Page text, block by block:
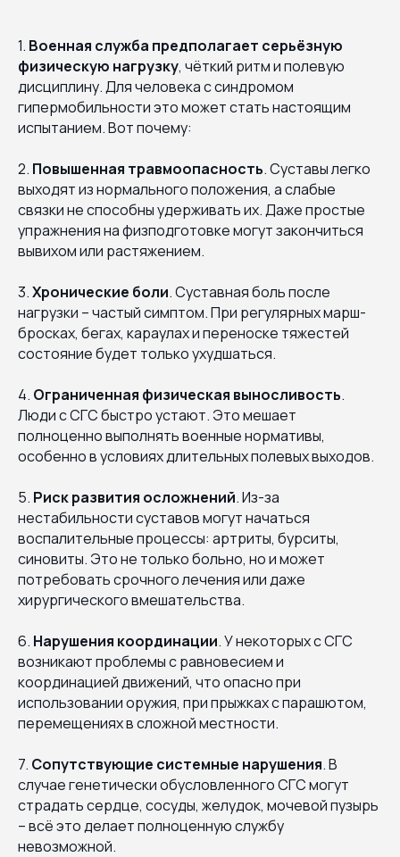
1. Военная служба предполагает серьёзную
физическую нагрузку, чёткий ритм и полевую
дисциплину. Для человека с синдромом
гипермобильности это может стать настоящим
испытанием. Вот почему:
2. Повышенная травмоопасность. Суставы легко
выходят из нормального положения, а слабые
связки не способны удерживать их. Даже простые
упражнения на физподготовке могут закончиться
вывихом или растяжением.
3.Хронические боли. Суставная боль после
нагрузки – частый симптом. При регулярных марш-
бросках, бегах, караулах и переноске тяжестей
состояние будет только ухудшаться.
4. Ограниченная физическая выносливость.
Люди с СГС быстро устают. Это мешает
полноценно выполнять военные нормативы,
особенно в условиях длительных полевых выходов.
5. Риск развития осложнений. Из-за
нестабильности суставов могут начаться
воспалительные процессы: артриты, бурситы,
синовиты. Это не только больно, но и может
потребовать срочного лечения или даже
хирургического вмешательства.
6. Нарушения координации. У некоторых с СГС
возникают проблемы с равновесием и
координацией движений, что опасно при
использовании оружия, при прыжках с парашютом,
перемещениях в сложной местности.
7. Сопутствующие системные нарушения. В
случае генетически обусловленного СГС могут
страдать сердце, сосуды, желудок, мочевой пузырь
– всё это делает полноценную службу
невозможной.